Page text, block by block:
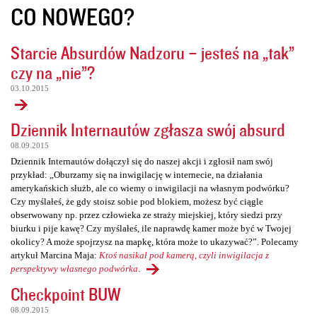
CO NOWEGO?
Starcie Absurdów Nadzoru – jesteś na „tak”
czy na „nie”?
03.10.2015
Dziennik Internautów zgłasza swój absurd
08.09.2015
Dziennik Internautów dołączył się do naszej akcji i zgłosił nam swój
przykład: „Oburzamy się na inwigilację w internecie, na działania
amerykańskich służb, ale co wiemy o inwigilacji na własnym podwórku?
Czy myślałeś, że gdy stoisz sobie pod blokiem, możesz być ciągle
obserwowany np. przez człowieka ze straży miejskiej, który siedzi przy
biurku i pije kawę? Czy myślałeś, ile naprawdę kamer może być w Twojej
okolicy? A może spojrzysz na mapkę, która może to ukazywać?”. Polecamy
artykuł Marcina Maja: Ktoś nasikał pod kamerą, czyli inwigilacja z
perspektywy własnego podwórka
Checkpoint BUW
08.09.2015